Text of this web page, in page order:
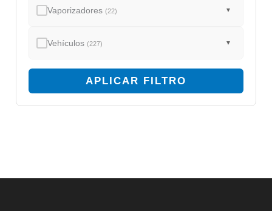
Vaporizadores(22) ▼
Vehículos(227) ▼
APLICAR FILTRO